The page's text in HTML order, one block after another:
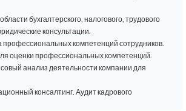
бухгалтерского, налогового, трудового
консультации.
профессиональных компетенций сотрудников.
оценки профессиональных компетенций.
анализ деятельности компании для
консалтинг. Аудит кадрового